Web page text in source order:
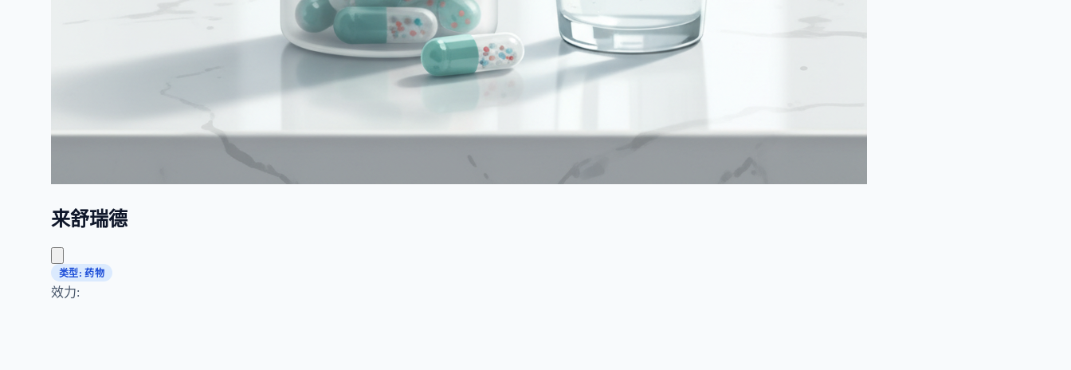
来舒瑞德
类型: 药物
效力: